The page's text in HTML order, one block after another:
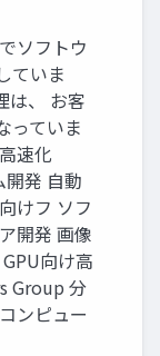
ソフトウ
ていま
は、 お客
っていま
速化
開発 自動
けフ ソフ
開発 画像
向け高
Group 分
ンピュー